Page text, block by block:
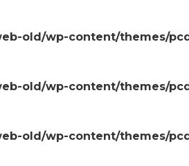
old/wp-content/themes/
old/wp-content/themes/
old/wp-content/themes/